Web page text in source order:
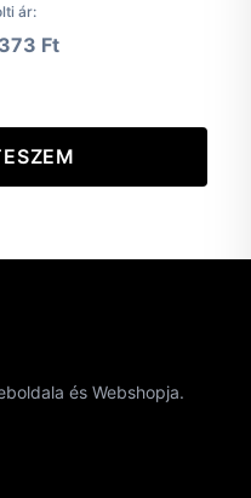
ár:
Ft
és Webshopja.